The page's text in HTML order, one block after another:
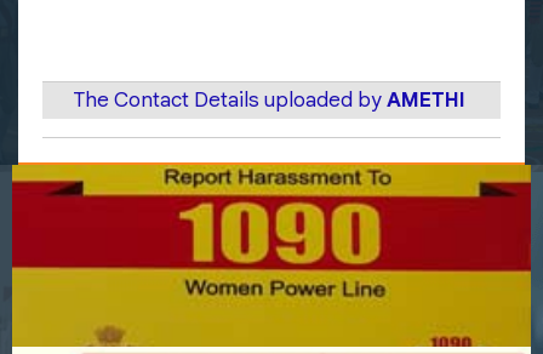
The Contact Details uploaded byAMETHI